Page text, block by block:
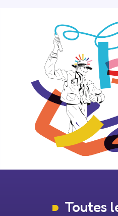
Toutes